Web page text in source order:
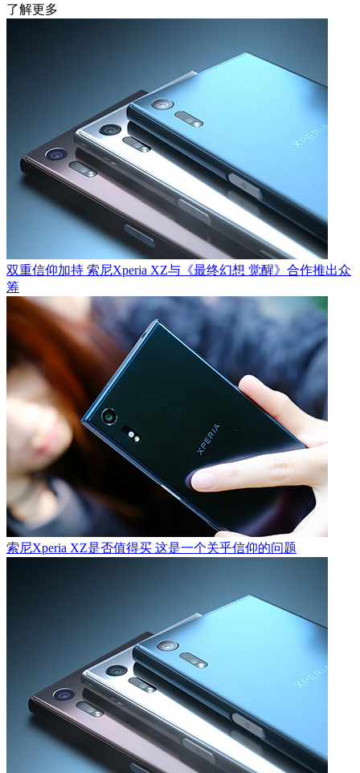
了解更多
双重信仰加持 索尼Xperia XZ与《最终幻想 觉醒》合作推出众
筹
索尼Xperia XZ是否值得买 这是一个关乎信仰的问题